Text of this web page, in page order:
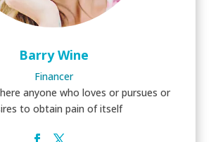
Barry Wine
Financer
anyone who loves or pursues or
to obtain pain of itself